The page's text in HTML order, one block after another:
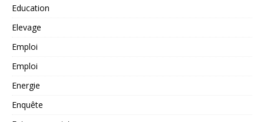
Education
Elevage
Emploi
Emploi
Energie
Enquête